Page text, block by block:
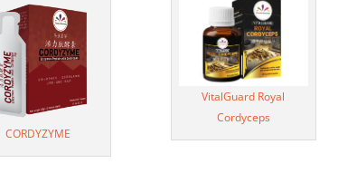
CORDYZYME
VitalGuard Royal
Cordyceps